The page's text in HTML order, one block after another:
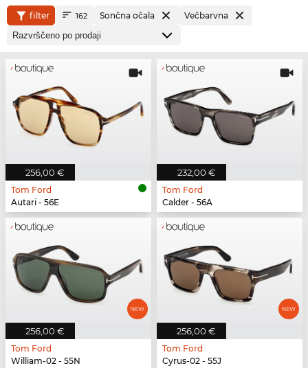
filter 162 Sončna očala Večbarvna
256,00 €
Tom Ford
Autari - 56E
232,00 €
Tom Ford
Calder - 56A
256,00 €
Tom Ford
William-02 - 55N
256,00 €
Tom Ford
Cyrus-02 - 55J